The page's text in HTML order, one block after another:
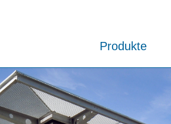
Produkte